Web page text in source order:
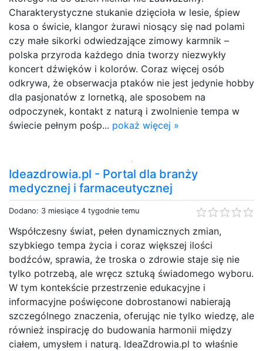
Charakterystyczne stukanie dzięcioła w lesie, śpiew
kosa o świcie, klangor żurawi niosący się nad polami
czy małe sikorki odwiedzające zimowy karmnik –
polska przyroda każdego dnia tworzy niezwykły
koncert dźwięków i kolorów. Coraz więcej osób
odkrywa, że obserwacja ptaków nie jest jedynie hobby
dla pasjonatów z lornetką, ale sposobem na
odpoczynek, kontakt z naturą i zwolnienie tempa w
świecie pełnym pośp... pokaż więcej »
Ideazdrowia.pl - Portal dla branży
medycznej i farmaceutycznej
Dodano: 3 miesiące 4 tygodnie temu
Współczesny świat, pełen dynamicznych zmian,
szybkiego tempa życia i coraz większej ilości
bodźców, sprawia, że troska o zdrowie staje się nie
tylko potrzebą, ale wręcz sztuką świadomego wyboru.
W tym kontekście przestrzenie edukacyjne i
informacyjne poświęcone dobrostanowi nabierają
szczególnego znaczenia, oferując nie tylko wiedzę, ale
również inspirację do budowania harmonii między
ciałem, umysłem i naturą. IdeaZdrowia.pl to właśnie